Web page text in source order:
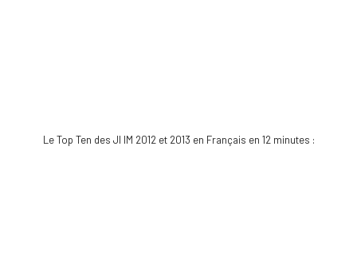
Le Top Ten des JI IM 2012 et 2013 en Français en 12 minutes :